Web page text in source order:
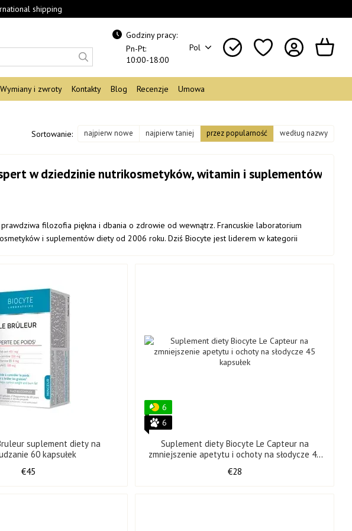
shipping
Godziny pracy:
Pn-Pt:
10:00-18:00
Pol
Wymiany i zwroty Kontakty Blog Recenzje Umowa
Sortowanie: najpierw nowe najpierw taniej przez popularność według nazwy
w dziedzinie nutrikosmetyków, witamin i suplementów
filozofia piękna i dbania o zdrowie od wewnątrz. Francuskie laboratorium
i suplementów diety od 2006 roku. Dziś Biocyte jest liderem w kategorii
marką przyszłości?
urody i zdrowia.
za unikalne rozwiązania.
i zaawansowanej biotechnologii.
klinicznymi.
przeciwstarzeniowych po suplementy witaminowe odporność.
diety, których celem jest poprawa stanu skóry, włosów i paznokci. W
kosmetyków, które działają jedynie zewnętrznie, nutrikosmetyki działają od wewnątrz ,
suplement diety na
60 kapsułek
€45
6
6
Suplement diety Biocyte Le Capteur na
zmniejszenie apetytu i ochoty na słodycze 45
€28